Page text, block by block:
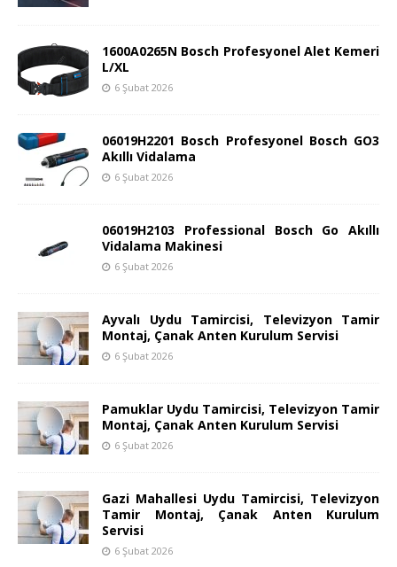
1600A0265N Bosch Profesyonel Alet Kemeri
L/XL
6 Şubat 2026
06019H2201 Bosch Profesyonel Bosch GO3
Akıllı Vidalama
6 Şubat 2026
06019H2103 Professional Bosch Go Akıllı
Vidalama Makinesi
6 Şubat 2026
Ayvalı Uydu Tamircisi, Televizyon Tamir
Montaj, Çanak Anten Kurulum Servisi
6 Şubat 2026
Pamuklar Uydu Tamircisi, Televizyon Tamir
Montaj, Çanak Anten Kurulum Servisi
6 Şubat 2026
Gazi Mahallesi Uydu Tamircisi, Televizyon
Tamir Montaj, Çanak Anten Kurulum
Servisi
6 Şubat 2026